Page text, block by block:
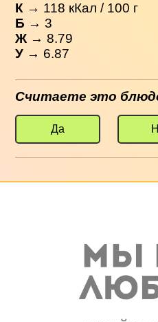
К → 118 кКал / 100 г
Б → 3
Ж → 8.79
У → 6.87
Считаете это
Да